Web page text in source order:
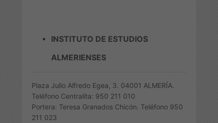
INSTITUTO DE ESTUDIOS
ALMERIENSES
Plaza Julio Alfredo Egea, 3. 04001 ALMERÍA.
Teléfono Centralita: 950 211 010
Portera: Teresa Granados Chicón. Teléfono 950
211 023